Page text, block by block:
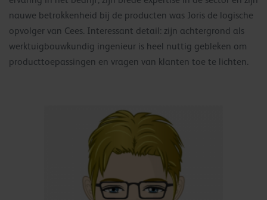
nauwe betrokkenheid bij de producten was Joris de logische
opvolger van Cees. Interessant detail: zijn achtergrond als
werktuigbouwkundig ingenieur is heel nuttig gebleken om
producttoepassingen en vragen van klanten toe te lichten.